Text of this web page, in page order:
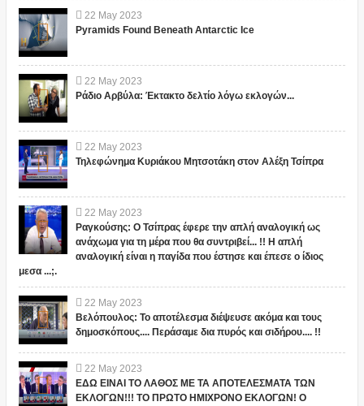
22 May 2023
Pyramids Found Beneath Antarctic Ice
22 May 2023
Ράδιο Αρβύλα: Έκτακτο δελτίο λόγω εκλογών...
22 May 2023
Τηλεφώνημα Κυριάκου Μητσοτάκη στον Αλέξη Τσίπρα
22 May 2023
Ραγκούσης: Ο Τσίπρας έφερε την απλή αναλογική ως
ανάχωμα για τη μέρα που θα συντριβεί... !! Η απλή
αναλογική είναι η παγίδα που έστησε και έπεσε ο ίδιος
μεσα ...;.
22 May 2023
Βελόπουλος: Το αποτέλεσμα διέψευσε ακόμα και τους
δημοσκόπους.... Περάσαμε δια πυρός και σιδήρου.... !!
22 May 2023
ΕΔΩ ΕΙΝΑΙ ΤΟ ΛΑΘΟΣ ΜΕ ΤΑ ΑΠΟΤΕΛΕΣΜΑΤΑ ΤΩΝ
ΕΚΛΟΓΩΝ!!! ΤΟ ΠΡΩΤΟ ΗΜΙΧΡΟΝΟ ΕΚΛΟΓΩΝ! Ο